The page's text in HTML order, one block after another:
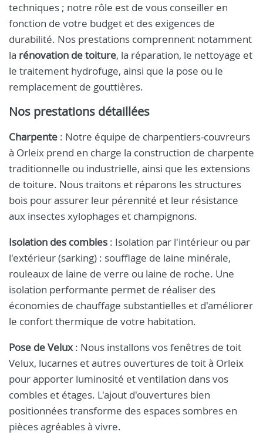
techniques ; notre rôle est de vous conseiller en
fonction de votre budget et des exigences de
durabilité. Nos prestations comprennent notamment
la rénovation de toiture, la réparation, le nettoyage et
le traitement hydrofuge, ainsi que la pose ou le
remplacement de gouttières.
Nos prestations détaillées
Charpente : Notre équipe de charpentiers-couvreurs
à Orleix prend en charge la construction de charpente
traditionnelle ou industrielle, ainsi que les extensions
de toiture. Nous traitons et réparons les structures
bois pour assurer leur pérennité et leur résistance
aux insectes xylophages et champignons.
Isolation des combles : Isolation par l'intérieur ou par
l'extérieur (sarking) : soufflage de laine minérale,
rouleaux de laine de verre ou laine de roche. Une
isolation performante permet de réaliser des
économies de chauffage substantielles et d'améliorer
le confort thermique de votre habitation.
Pose de Velux: Nous installons vos fenêtres de toit
Velux, lucarnes et autres ouvertures de toit à Orleix
pour apporter luminosité et ventilation dans vos
combles et étages. L'ajout d'ouvertures bien
positionnées transforme des espaces sombres en
pièces agréables à vivre.